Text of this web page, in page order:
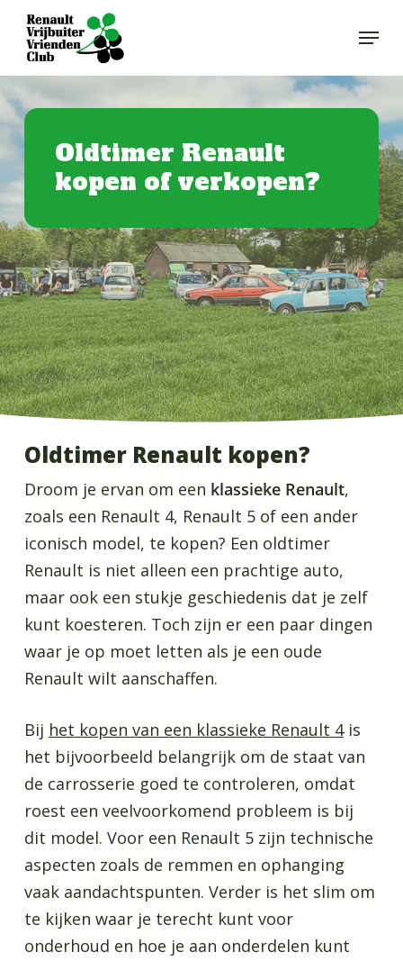
Skip
main
content
Menu
Oldtimer Renault
kopen of verkopen?
Oldtimer Renault kopen?
Droom je ervan om een klassieke Renault,
zoals een Renault 4, Renault 5 of een ander
iconisch model, te kopen? Een oldtimer
Renault is niet alleen een prachtige auto,
maar ook een stukje geschiedenis dat je zelf
kunt koesteren. Toch zijn er een paar dingen
waar je op moet letten als je een oude
Renault wilt aanschaffen.
Bij het kopen van een klassieke Renault 4is
het bijvoorbeeld belangrijk om de staat van
de carrosserie goed te controleren, omdat
roest een veelvoorkomend probleem is bij
dit model. Voor een Renault 5 zijn technische
aspecten zoals de remmen en ophanging
vaak aandachtspunten. Verder is het slim om
te kijken waar je terecht kunt voor
onderhoud en hoe je aan onderdelen kunt
Menu